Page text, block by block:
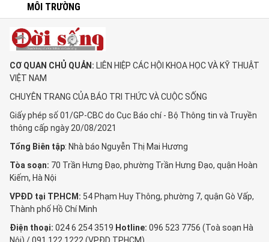
MÔI TRƯỜNG
CƠ QUAN CHỦ QUẢN: LIÊN HIỆP CÁC HỘI KHOA HỌC VÀ KỸ THUẬT
VIỆT NAM
CHUYÊN TRANG CỦA BÁO TRI THỨC VÀ CUỘC SỐNG
Giấy phép số 01/GP-CBC do Cục Báo chí - Bộ Thông tin và Truyền
thông cấp ngày 20/08/2021
Tổng Biên tập: Nhà báo Nguyễn Thị Mai Hương
Tòa soạn: 70 Trần Hưng Đạo, phường Trần Hưng Đạo, quận Hoàn
Kiếm, Hà Nội
VPĐD tại TP.HCM: 54 Phạm Huy Thông, phường 7, quận Gò Vấp,
Thành phố Hồ Chí Minh
Điện thoại: 024 6 254 3519 Hotline: 096 523 7756 (Toà soạn Hà
Nội) / 091 122 1222 (VPĐD TPHCM)